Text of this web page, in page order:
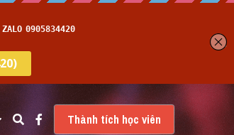
Thành tích học viên